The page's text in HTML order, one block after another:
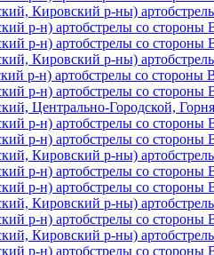
Кировский р-ны)
р-н) артобстрелы со
р-н) артобстрелы со
Кировский р-ны)
р-н) артобстрелы со стороны
р-н) артобстрелы со
Центрально-Городской,
р-н) артобстрелы со
р-н) артобстрелы со
Кировский р-ны)
р-н) артобстрелы со
р-н) артобстрелы со
Кировский р-ны)
р-н) артобстрелы со
Кировский р-ны)
р-н) артобстрелы со